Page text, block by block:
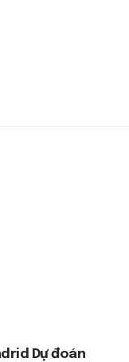
Dự đoán